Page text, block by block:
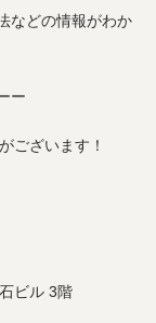
などの情報がわか
ー
ございます！
ビル 3階